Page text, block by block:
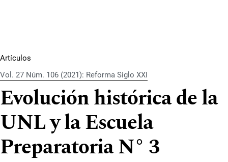
Artículos
Vol. 27 Núm. 106 (2021): Reforma Siglo XXI
Evolución histórica de la
UNL y la Escuela
Preparatoria N° 3